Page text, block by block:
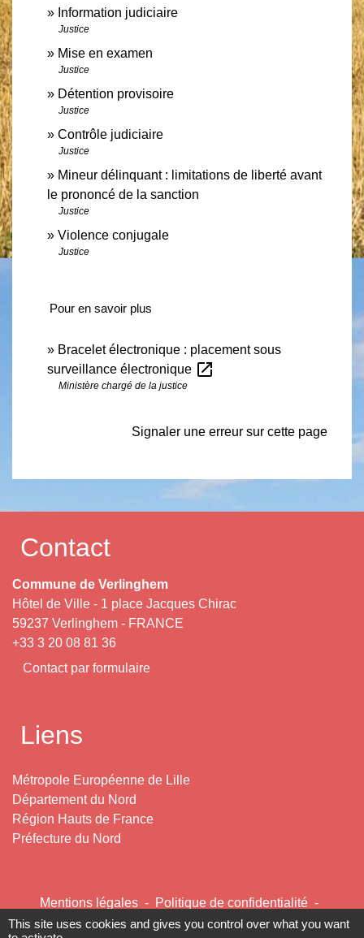
Information judiciaire
Justice
Mise en examen
Justice
Détention provisoire
Justice
Contrôle judiciaire
Justice
Mineur délinquant : limitations de liberté avant
le prononcé de la sanction
Justice
Violence conjugale
Justice
Pour en savoir plus
Bracelet électronique : placement sous
surveillance électronique open_in_new
Ministère chargé de la justice
Signaler une erreur sur cette page
Contact
Commune de Verlinghem
Hôtel de Ville - 1 place Jacques Chirac
59237 Verlinghem - FRANCE
+33 3 20 08 81 36
Contact par formulaire
Liens
Métropole Européenne de Lille
Département du Nord
Région Hauts de France
Préfecture du Nord
Mentions légales - Politique de confidentialité -
Accessibilité - Plan du site - Gestion des cookies
This site uses cookies and gives you control over what you want